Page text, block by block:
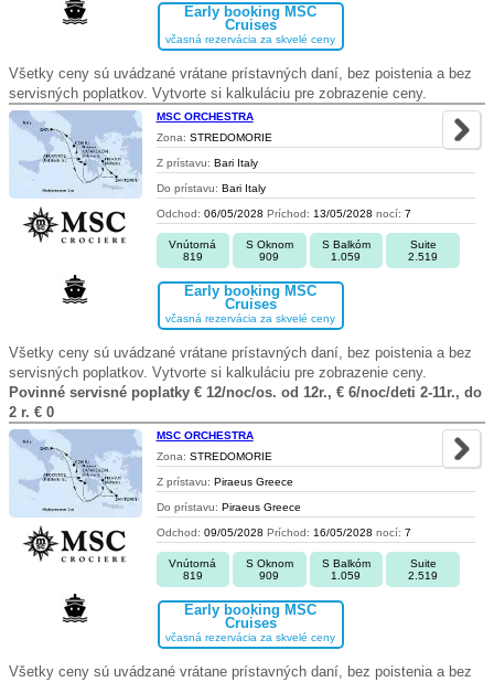
Early booking MSC
Cruises
včasná rezervácia za skvelé ceny
Všetky ceny sú uvádzané vrátane prístavných daní, bez poistenia a bez
servisných poplatkov. Vytvorte si kalkuláciu pre zobrazenie ceny.
MSC ORCHESTRA
Zona: STREDOMORIE
Z prístavu: Bari Italy
Do prístavu: Bari Italy
Odchod: 06/05/2028 Príchod: 13/05/2028 nocí: 7
Vnútorná
819
S Oknom
909
S Balkóm
1.059
Suite
2.519
Early booking MSC
Cruises
včasná rezervácia za skvelé ceny
Všetky ceny sú uvádzané vrátane prístavných daní, bez poistenia a bez
servisných poplatkov. Vytvorte si kalkuláciu pre zobrazenie ceny.
Povinné servisné poplatky € 12/noc/os. od 12r., € 6/noc/deti 2-11r., do
2 r. € 0
MSC ORCHESTRA
Zona: STREDOMORIE
Z prístavu: Piraeus Greece
Do prístavu: Piraeus Greece
Odchod: 09/05/2028 Príchod: 16/05/2028 nocí: 7
Vnútorná
819
S Oknom
909
S Balkóm
1.059
Suite
2.519
Early booking MSC
Cruises
včasná rezervácia za skvelé ceny
Všetky ceny sú uvádzané vrátane prístavných daní, bez poistenia a bez